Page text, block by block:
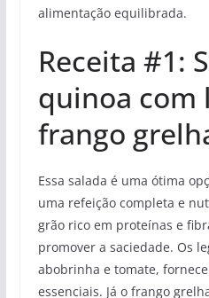
alimentação equilibrada.
Receita #1:
quinoa com
frango
Essa salada é uma ótima
uma refeição completa e
grão rico em proteínas e
promover a saciedade. Os
abobrinha e tomate,
essenciais. Já o frango